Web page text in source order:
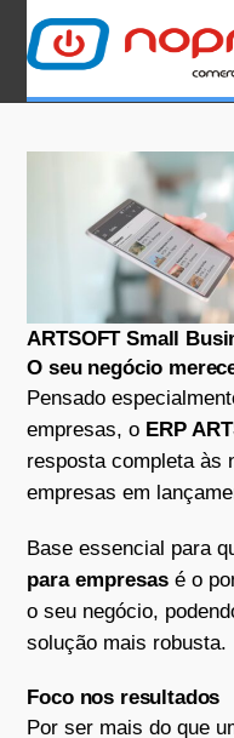
ARTSOFT Small
O seu negócio
Pensado
empresas, o ERP
resposta completa às
empresas em
Base essencial para
para empresas é o
o seu negócio,
solução mais robusta.
Foco nos resultados
Por ser mais do que